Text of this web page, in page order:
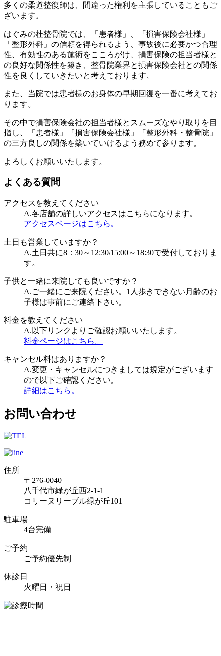
多くの柔道整復師は、間違った権利を主張していることもご
ざいます。
はぐみの杜整骨院では、「患者様」、「損害保険会社様」
「整形外科」の信頼を得られるよう、事故後に必要かつ合理
性、有効性のある施術をこころがけ、損害保険の担当者様と
の良好な関係性を築き、整骨院業界と損害保険会社との関係
性を良くしていきたいと考えております。
また、当院では患者様のお身体の早期回復を一番に考えてお
ります。
その中で損害保険会社の担当者様とスムーズなやり取りを目
指し、「患者様」「損害保険会社様」「整形外科・整骨院」
の三方良しの関係を築いていけるよう務めて参ります。
よろしくお願いいたします。
よくある質問
アクセスを教えてください
A.各店舗の詳しいアクセスはこちらになります。
アクセスページはこちら。
土日も営業していますか？
A.土日共に8：30～12:30/15:00～18:30で受付しておりま
す。
子供と一緒に来院しても良いですか？
A.ご一緒にご来院ください。1人歩きできない月齢のお
子様は事前にご連絡下さい。
料金を教えてください
A. 以下リンクよりご確認お願いいたします。
料金ページはこちら。
キャンセル料はありますか？
A.変更・キャンセルにつきましては規定がございます
ので以下ご確認ください。
詳細はこちら。
お問い合わせ
住所
〒276-0040
八千代市緑が丘西2-1-1
コリーヌリーブル緑が丘101
駐車場
4台完備
ご予約
ご予約優先制
休診日
火曜日・祝日